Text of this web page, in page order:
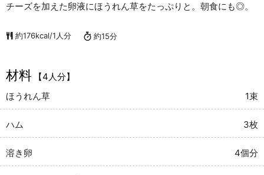
チーズを加えた卵液にほうれん草をたっぷりと。朝食にも◎。
約176kcal/1人分 約15分
材料
【4人分】
ほうれん草
1束
ハム 3枚
溶き卵 4個分